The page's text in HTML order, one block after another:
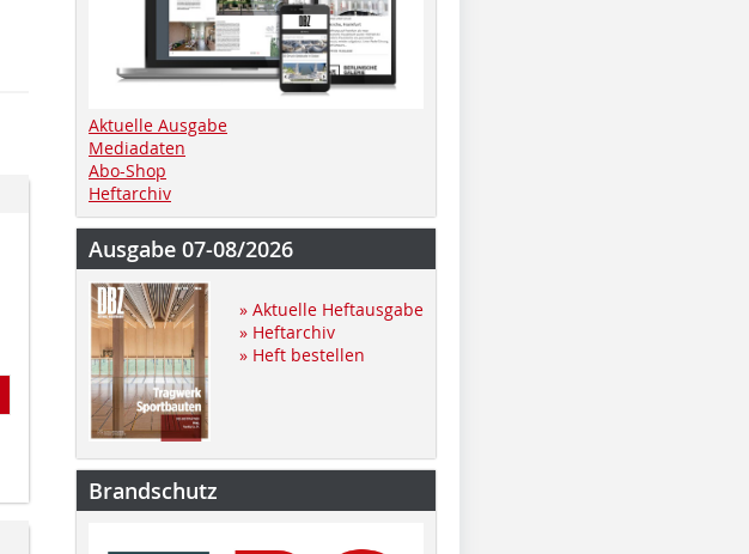
Aktuelle Ausgabe
Mediadaten
Abo-Shop
Heftarchiv
Ausgabe 07-08/2026
» Aktuelle Heftausgabe
» Heftarchiv
» Heft bestellen
Brandschutz